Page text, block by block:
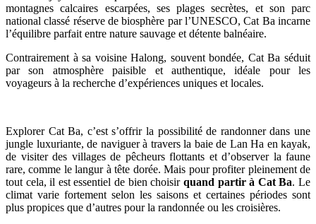
montagnes calcaires escarpées, ses plages secrètes, et son parc
national classé réserve de biosphère par l’UNESCO, Cat Ba incarne
l’équilibre parfait entre nature sauvage et détente balnéaire.
Contrairement à sa voisine Halong, souvent bondée, Cat Ba séduit
par son atmosphère paisible et authentique, idéale pour les
voyageurs à la recherche d’expériences uniques et locales.
Explorer Cat Ba, c’est s’offrir la possibilité de randonner dans une
jungle luxuriante, de naviguer à travers la baie de Lan Ha en kayak,
de visiter des villages de pêcheurs flottants et d’observer la faune
rare, comme le langur à tête dorée. Mais pour profiter pleinement de
tout cela, il est essentiel de bien choisir quand partir à Cat Ba. Le
climat varie fortement selon les saisons et certaines périodes sont
plus propices que d’autres pour la randonnée ou les croisières.